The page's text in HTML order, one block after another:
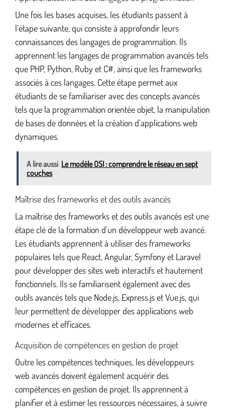
Une fois les bases acquises, les étudiants passent à
l’étape suivante, qui consiste à approfondir leurs
connaissances des langages de programmation. Ils
apprennent les langages de programmation avancés tels
que PHP, Python, Ruby et C#, ainsi que les frameworks
associés à ces langages. Cette étape permet aux
étudiants de se familiariser avec des concepts avancés
tels que la programmation orientée objet, la manipulation
de bases de données et la création d’applications web
dynamiques.
A lire aussi Le modèle OSI : comprendre le réseau en sept
couches
Maîtrise des frameworks et des outils avancés
La maîtrise des frameworks et des outils avancés est une
étape clé de la formation d’un développeur web avancé.
Les étudiants apprennent à utiliser des frameworks
populaires tels que React, Angular, Symfony et Laravel
pour développer des sites web interactifs et hautement
fonctionnels. Ils se familiarisent également avec des
outils avancés tels que Node.js, Express.js et Vue.js, qui
leur permettent de développer des applications web
modernes et efficaces.
Acquisition de compétences en gestion de projet
Outre les compétences techniques, les développeurs
web avancés doivent également acquérir des
compétences en gestion de projet. Ils apprennent à
planifier et à estimer les ressources nécessaires, à suivre